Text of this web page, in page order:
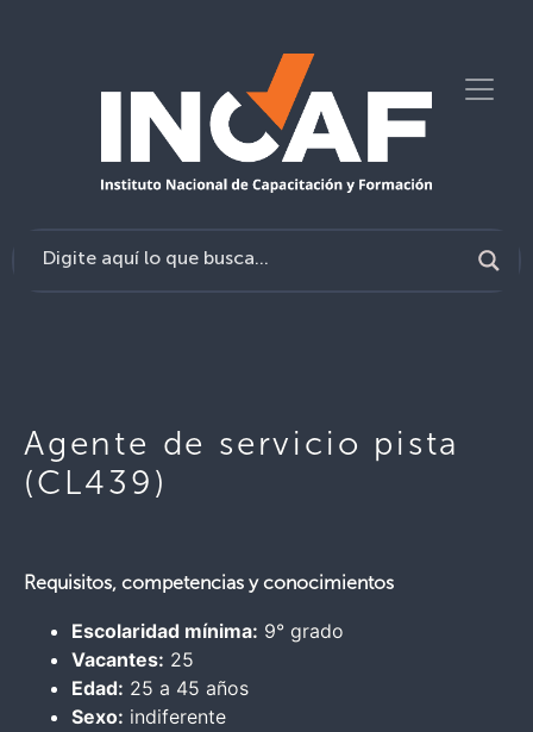
Agente de servicio pista
(CL439)
Requisitos, competencias y conocimientos
Escolaridad mínima: 9° grado
Vacantes: 25
Edad: 25 a 45 años
Sexo: indiferente